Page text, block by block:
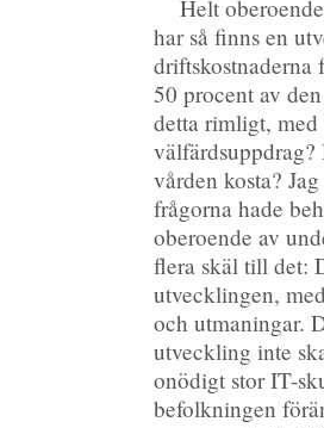
Helt
har så finns en
driftskostnaderna
50 procent av
detta rimligt,
vården kosta?
frågorna hade
oberoende av
flera skäl till det:
utvecklingen,
och utmaningar.
utveckling inte
onödigt stor IT-
befolkningen